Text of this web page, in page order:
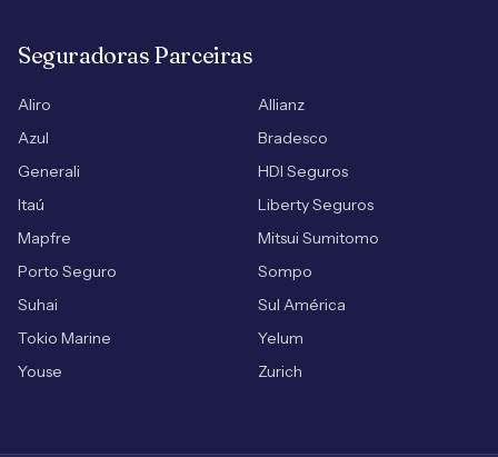
Seguradoras Parceiras
Aliro
Allianz
Azul
Bradesco
Generali
HDI Seguros
Itaú
Liberty Seguros
Mapfre
Mitsui Sumitomo
Porto Seguro
Sompo
Suhai
Sul América
Tokio Marine
Yelum
Youse
Zurich